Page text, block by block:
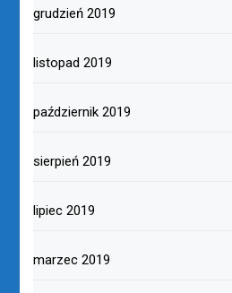
grudzień 2019
listopad 2019
październik 2019
sierpień 2019
lipiec 2019
marzec 2019